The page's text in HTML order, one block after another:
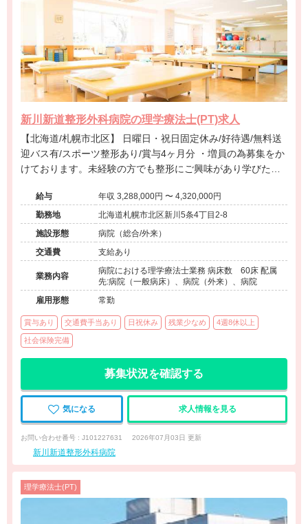
新川新道整形外科病院の理学療法士(PT)求人
【北海道/札幌市北区】 日曜日・祝日固定休み/好待遇/無料送
迎バス有/スポーツ整形あり/賞与4ヶ月分 ・増員の為募集をか
けております。未経験の方でも整形にご興味があり学びたい
と比較して好待遇です。プライベートと両立したい方にもお
すすめです。
給与
年収 3,288,000円 〜 4,320,000円
勤務地
北海道札幌市北区新川5条4丁目2-8
施設形態
病院（総合/外来）
交通費
支給あり
業務内容
病院における理学療法士業務 病床数 60床 配属
先:病院（一般病床）、病院（外来）、病院
雇用形態
常勤
賞与あり 交通費手当あり 日祝休み 残業少なめ 4週8休以上
社会保険完備
募集状況を確認する
気になる 求人情報を見る
お問い合わせ番号 : J101227631 2026年07月03日 更新
新川新道整形外科病院
理学療法士(PT)